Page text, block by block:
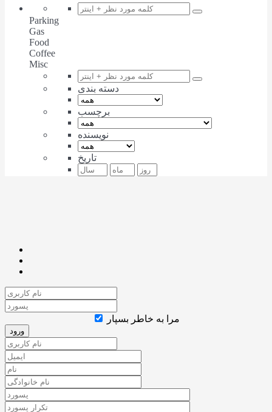
Parking
Gas
Food
Coffee
Misc
دسته بندی
برچسب
نویسنده
تاریخ
مرا به خاطر بسپار